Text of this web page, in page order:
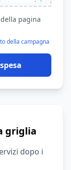
pagina
della campagna
griglia
dopo i